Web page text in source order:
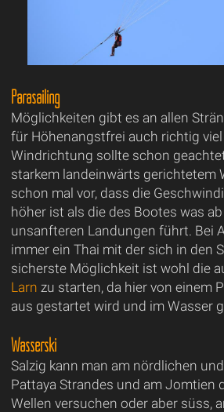
Parasailing
Möglichkeiten gibt es an allen
für Höhenangstfrei auch richtig viel
Windrichtung sollte schon
starkem landeinwärts gerichtetem
schon mal vor, dass die
höher ist als die des Bootes was
unsanfteren Landungen führt. Bei
immer ein Thai mit der sich in den
sicherste Möglichkeit ist wohl die
Larn zu starten, da hier von einem
aus gestartet wird und im Wasser
Wasserski
Salzig kann man am nördlichen
Pattaya Strandes und am Jomtien
Wellen versuchen oder aber süss,